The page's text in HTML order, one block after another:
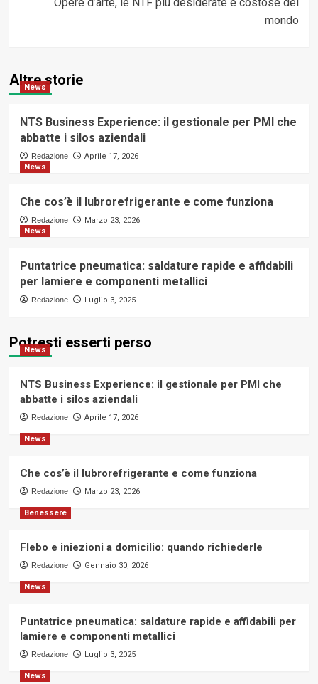
Opere d’arte, le NTF più desiderate e costose del
mondo
Altre storie
News
NTS Business Experience: il gestionale per PMI che
abbatte i silos aziendali
Redazione
Aprile 17, 2026
News
Che cos’è il lubrorefrigerante e come funziona
Redazione
Marzo 23, 2026
News
Puntatrice pneumatica: saldature rapide e affidabili
per lamiere e componenti metallici
Redazione Luglio 3, 2025
Potresti esserti perso
News
NTS Business Experience: il gestionale per PMI che
abbatte i silos aziendali
Redazione Aprile 17, 2026
News
Che cos’è il lubrorefrigerante e come funziona
Redazione Marzo 23, 2026
Benessere
Flebo e iniezioni a domicilio: quando richiederle
Redazione Gennaio 30, 2026
News
Puntatrice pneumatica: saldature rapide e affidabili per
lamiere e componenti metallici
Redazione Luglio 3, 2025
News